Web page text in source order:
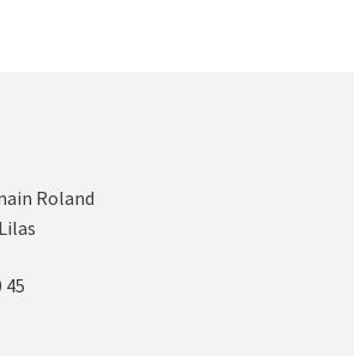
Roland
45